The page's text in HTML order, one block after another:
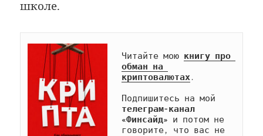
школе.
Читайте мою книгу про
обман на
криптовалютах.
телеграм-канал
«Финсайд» и потом не
говорите, что вас не